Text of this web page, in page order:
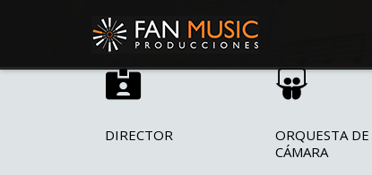
DIRECTOR
ORQUESTA DE
CÁMARA